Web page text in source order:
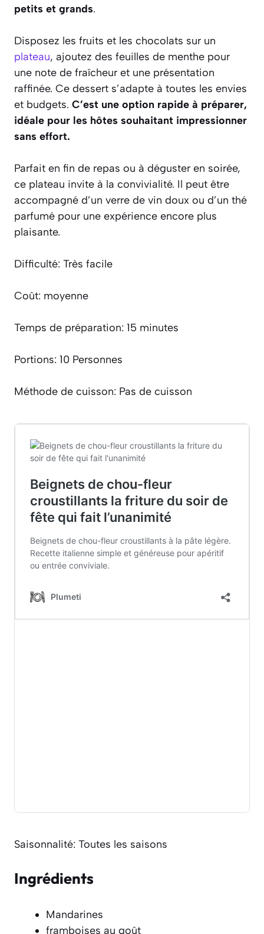
petits et grands.
Disposez les fruits et les chocolats sur un
plateau, ajoutez des feuilles de menthe pour
une note de fraîcheur et une présentation
raffinée. Ce dessert s’adapte à toutes les envies
et budgets. C’est une option rapide à préparer,
idéale pour les hôtes souhaitant impressionner
sans effort.
Parfait en fin de repas ou à déguster en soirée,
ce plateau invite à la convivialité. Il peut être
accompagné d’un verre de vin doux ou d’un thé
parfumé pour une expérience encore plus
plaisante.
Difficulté: Très facile
Coût: moyenne
Temps de préparation: 15 minutes
Portions: 10 Personnes
Méthode de cuisson: Pas de cuisson
Saisonnalité: Toutes les saisons
Ingrédients
Mandarines
framboises au goût